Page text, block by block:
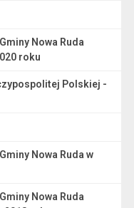
Nowa Ruda
roku
Polskiej -
Nowa Ruda w
Nowa Ruda